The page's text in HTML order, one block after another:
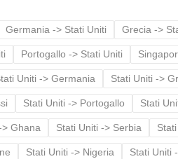
Germania -> Stati Uniti Grecia ->
Portogallo -> Stati Uniti
Uniti -> Germania Stati Uniti ->
Stati Uniti -> Portogallo Stati
Ghana Stati Uniti -> Serbia
Stati Uniti -> Nigeria Stati Uniti